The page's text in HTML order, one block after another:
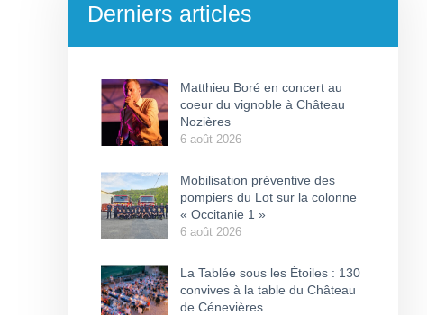
Derniers articles
Matthieu Boré en concert au
coeur du vignoble à Château
Nozières
6 août 2026
Mobilisation préventive des
pompiers du Lot sur la colonne
« Occitanie 1 »
6 août 2026
La Tablée sous les Étoiles : 130
convives à la table du Château
de Cénevières